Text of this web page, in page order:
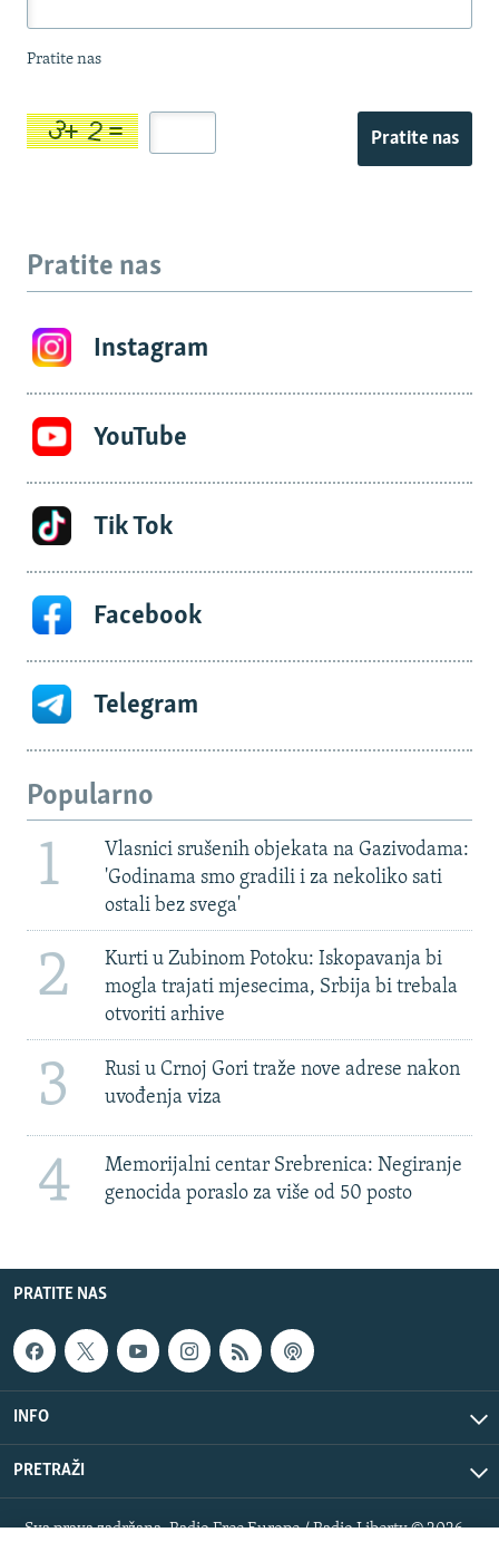
Pratite nas
Pratite nas
Pratite nas
Instagram
YouTube
Tik Tok
Facebook
Telegram
Popularno
1
Vlasnici srušenih objekata na Gazivodama:
'Godinama smo gradili i za nekoliko sati
ostali bez svega'
2
Kurti u Zubinom Potoku: Iskopavanja bi
mogla trajati mjesecima, Srbija bi trebala
otvoriti arhive
3
Rusi u Crnoj Gori traže nove adrese nakon
uvođenja viza
4
Memorijalni centar Srebrenica: Negiranje
genocida poraslo za više od 50 posto
PRATITE NAS
INFO
PRETRAŽI
Sva prava zadržana. Radio Free Europe / Radio Liberty © 2026